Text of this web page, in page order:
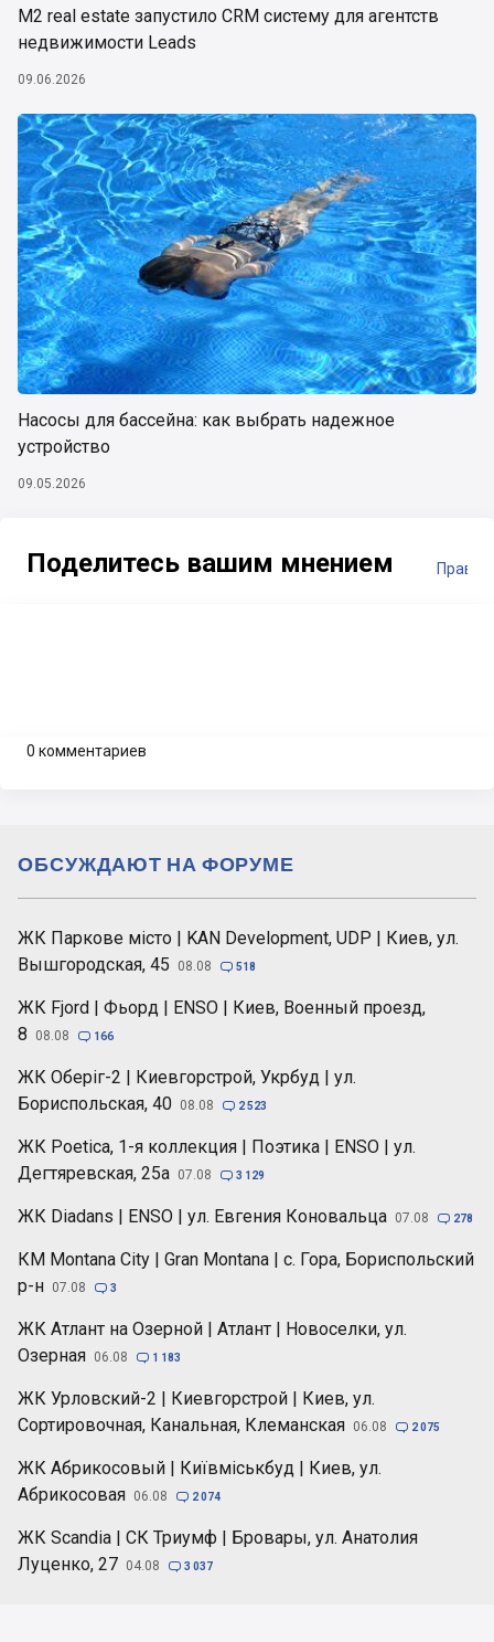
М2 real estate запустило CRM систему для агентств
недвижимости Leads
09.06.2026
Насосы для бассейна: как выбрать надежное
устройство
09.05.2026
Поделитесь вашим мнением
0 комментариев
ЖК Паркове місто | KAN Development, UDP | Киев, ул.
Вышгородская, 45
08.08  518
ЖК Fjord | Фьорд | ENSO | Киев, Военный проезд,
8
08.08  166
ЖК Оберіг-2 | Киевгорстрой, Укрбуд | ул.
Бориспольская, 40 08.08  2 523
ЖК Poetica, 1-я коллекция | Поэтика | ENSO | ул.
Дегтяревская, 25а 07.08  3 129
ЖК Diadans | ENSO | ул. Евгения Коновальца 07.08  278
КМ Montana City | Gran Montana | с. Гора, Бориспольский
р-н 07.08  3
ЖК Атлант на Озерной | Атлант | Новоселки, ул.
Озерная 06.08  1 183
ЖК Урловский-2 | Киевгорстрой | Киев, ул.
Сортировочная, Канальная, Клеманская 06.08  2 075
ЖК Абрикосовый | Київміськбуд | Киев, ул.
Абрикосовая 06.08  2 074
ЖК Scandia | СК Триумф | Бровары, ул. Анатолия
Луценко, 27 04.08  3 037
ОБСУЖДАЮТ НА ФОРУМЕ